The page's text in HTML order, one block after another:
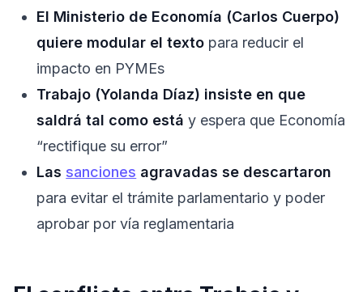
El Ministerio de Economía (Carlos Cuerpo)
quiere modular el texto para reducir el
impacto en PYMEs
Trabajo (Yolanda Díaz) insiste en que
saldrá tal como está y espera que Economía
“rectifique su error”
Las sanciones agravadas se descartaron
para evitar el trámite parlamentario y poder
aprobar por vía reglamentaria